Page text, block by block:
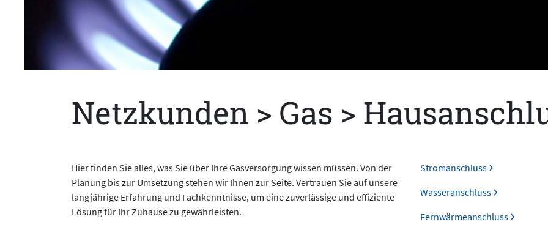
Netzkunden > Gas >
Hier finden Sie alles, was Sie über Ihre Gasversorgung wissen müssen. Von der
Planung bis zur Umsetzung stehen wir Ihnen zur Seite. Vertrauen Sie auf unsere
langjährige Erfahrung und Fachkenntnisse, um eine zuverlässige und effiziente
Lösung für Ihr Zuhause zu gewährleisten.
Stromanschluss
Wasseranschluss
Fernwärmeanschluss